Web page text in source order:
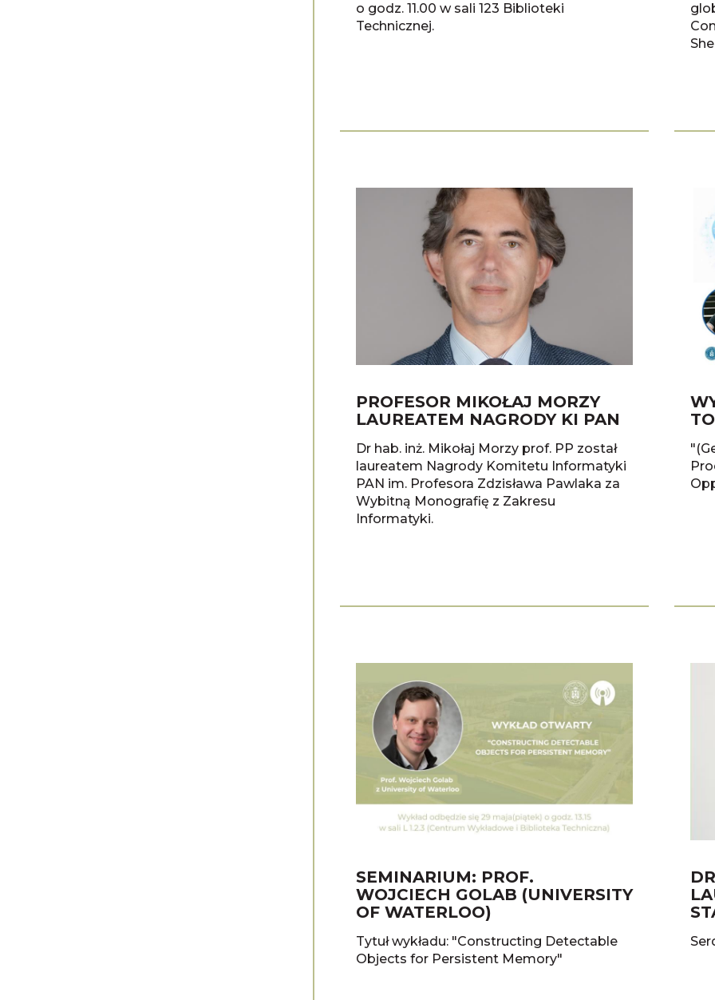
o godz. 11.00 w sali 123 Biblioteki
Technicznej.
PROFESOR MIKOŁAJ MORZY
LAUREATEM NAGRODY KI PAN
Dr hab. inż. Mikołaj Morzy prof. PP został
laureatem Nagrody Komitetu Informatyki
PAN im. Profesora Zdzisława Pawlaka za
Wybitną Monografię z Zakresu
Informatyki.
SEMINARIUM: PROF.
WOJCIECH GOLAB (UNIVERSITY
OF WATERLOO)
Tytuł wykładu: "Constructing Detectable
Objects for Persistent Memory"